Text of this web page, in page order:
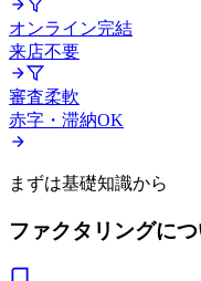
オンライン完結
来店不要
審査柔軟
赤字・滞納OK
まずは基礎知識から
ファクタリングに